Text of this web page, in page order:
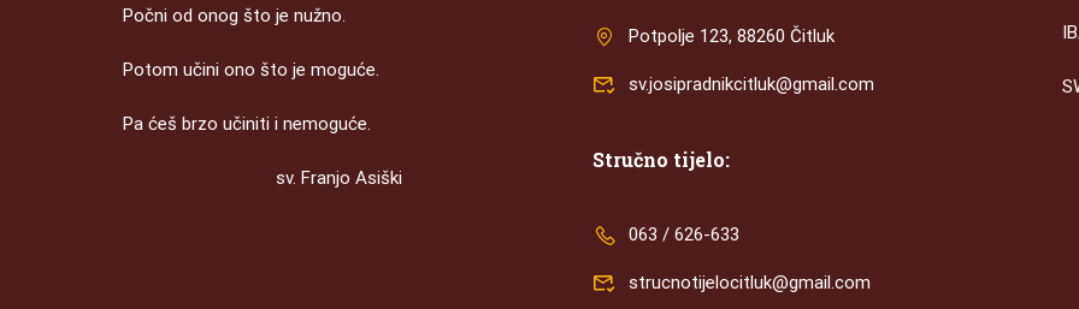
Počni od onog što je nužno.
Potom učini ono što je moguće.
Pa ćeš brzo učiniti i nemoguće.
sv. Franjo Asiški
Potpolje 123, 88260 Čitluk
sv.josipradnikcitluk@gmail.com
Stručno tijelo:
063 / 626-633
strucnotijelocitluk@gmail.com